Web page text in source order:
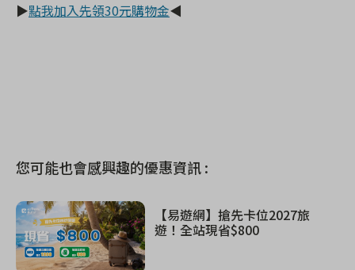
▶點我加入先領30元購物金◀
您可能也會感興趣的優惠資訊 :
【易遊網】搶先卡位2027旅
遊！全站現省$800